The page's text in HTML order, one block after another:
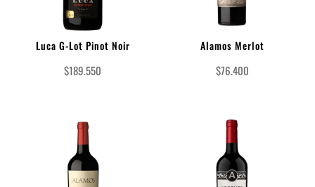
Luca G-Lot Pinot Noir
$189.550
Alamos Merlot
$76.400